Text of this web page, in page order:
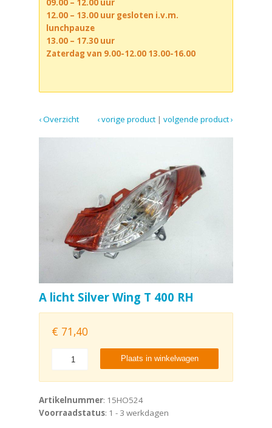
09.00 – 12.00 uur
12.00 – 13.00 uur gesloten i.v.m.
lunchpauze
13.00 – 17.30 uur
Zaterdag van 9.00-12.00 13.00-16.00
‹ Overzicht volgende product ›
|
‹ vorige product
A licht Silver Wing T 400 RH
€ 71,40
Plaats in winkelwagen
Artikelnummer: 15HO524
Voorraadstatus: 1 - 3 werkdagen